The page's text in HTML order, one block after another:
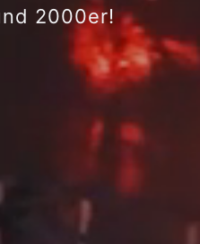
2000er!